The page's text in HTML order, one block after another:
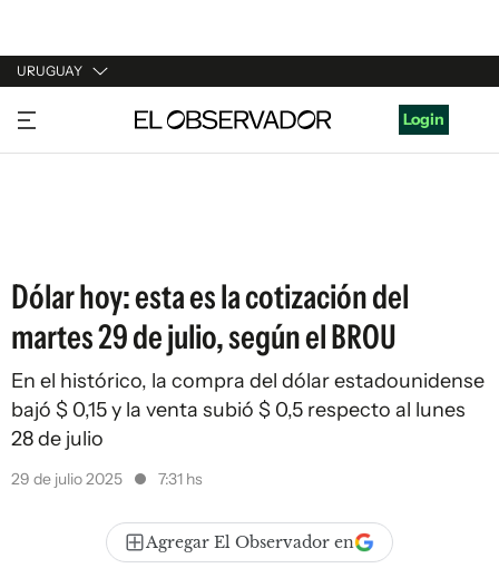
URUGUAY
URUGUAY
ARGENTINA
Login
Dólar hoy: esta es la cotización del
martes 29 de julio, según el BROU
En el histórico, la compra del dólar estadounidense
bajó $ 0,15 y la venta subió $ 0,5 respecto al lunes
28 de julio
29 de julio 2025 7:31 hs
Agregar El Observador en